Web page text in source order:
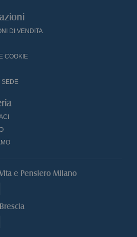
DI VENDITA
COOKIE
SEDE
e Pensiero Milano